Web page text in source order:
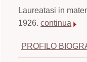
Laureatasi in
1926.continua
PROFILO